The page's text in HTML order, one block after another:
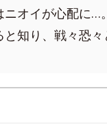
ニオイが心配に…
知り、戦々恐々